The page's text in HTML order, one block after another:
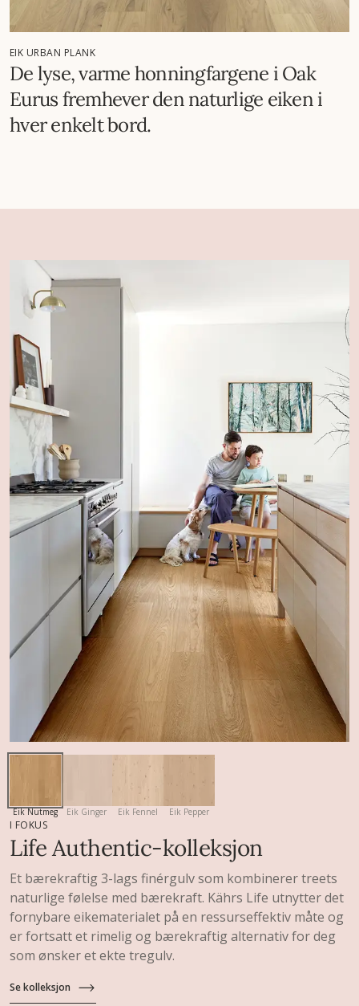
EIK URBAN PLANK
De lyse, varme honningfargene i Oak
Eurus fremhever den naturlige eiken i
hver enkelt bord.
I FOKUS
Life Authentic-kolleksjon
Et bærekraftig 3-lags finérgulv som kombinerer treets
naturlige følelse med bærekraft. Kährs Life utnytter det
fornybare eikematerialet på en ressurseffektiv måte og
er fortsatt et rimelig og bærekraftig alternativ for deg
som ønsker et ekte tregulv.
Se kolleksjon
Eik Nutmeg Eik Ginger Eik Fennel Eik Pepper